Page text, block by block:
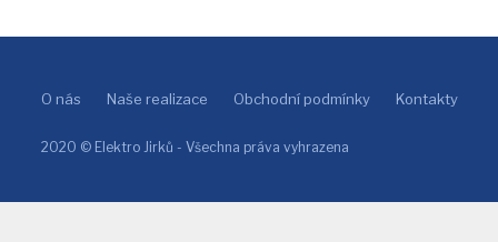
O nás Naše realizace Obchodní podmínky Kontakty
2020 © Elektro Jirků - Všechna práva vyhrazena